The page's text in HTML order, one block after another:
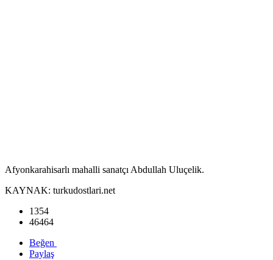
Afyonkarahisarlı mahalli sanatçı Abdullah Uluçelik.
KAYNAK: turkudostlari.net
1354
46464
Beğen
Paylaş